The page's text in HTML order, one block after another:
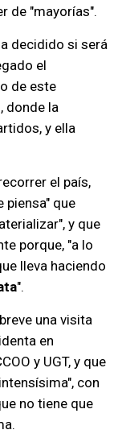
de "mayorías".
decidido si será
el
de este
donde la
y ella
el país,
piensa" que
y que
porque, "a lo
lleva haciendo
".
una visita
en
y UGT, y que
con
no tiene que